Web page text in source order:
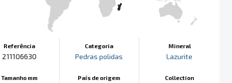
Referência
211106630
Tamanho mm
Categoria
Pedras polidas
País de origem
Mineral
Lazurite
Collection